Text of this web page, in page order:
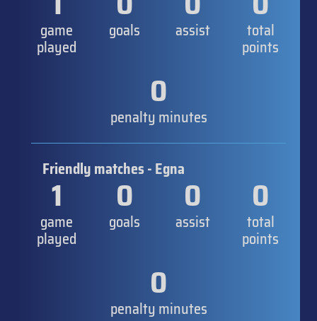
game
played
goals assist total
points
0
penalty minutes
Friendly matches - Egna
1
game
played
0
goals
0
assist
0
total
points
0
penalty minutes